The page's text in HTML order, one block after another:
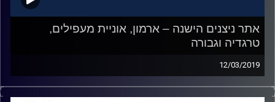
אתר ניצנים הישנה – ארמון, אוניית מעפילים,
טרגדיה וגבורה
12/03/2019
קרב ניצנים חקוק בזיכרון הקולקטיבי הישראלי כטרגדיה,
קיבוץ שנפל. 33 נופלים ביניהם 3 נשים ו 106 לוחמים שנפלו